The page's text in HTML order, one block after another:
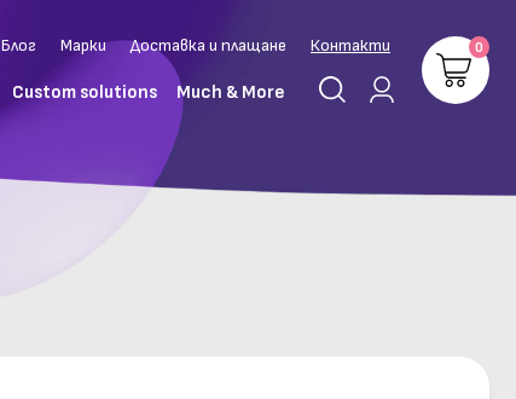
Блог Марки Доставка и плащане Контакти
Custom solutions Much & More
0